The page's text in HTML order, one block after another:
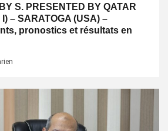
S. PRESENTED BY QATAR
– SARATOGA (USA) –
pronostics et résultats en